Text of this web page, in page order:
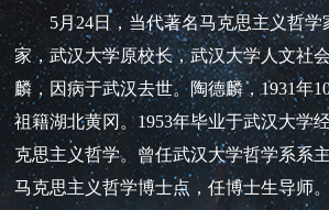
5月24日，当代著名马克思主义哲学
家，武汉大学原校长，武汉大学人文社
麟，因病于武汉去世。陶德麟，1931年
祖籍湖北黄冈。1953年毕业于武汉大学
克思主义哲学。曾任武汉大学哲学系系
马克思主义哲学博士点，任博士生导师